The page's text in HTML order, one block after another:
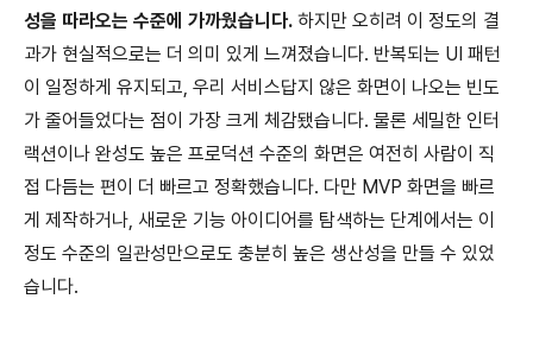
성을 따라오는 수준에 가까웠습니다. 하지만 오히려 이 정도의 결
과가 현실적으로는 더 의미 있게 느껴졌습니다. 반복되는 UI 패턴
이 일정하게 유지되고, 우리 서비스답지 않은 화면이 나오는 빈도
가 줄어들었다는 점이 가장 크게 체감됐습니다. 물론 세밀한 인터
랙션이나 완성도 높은 프로덕션 수준의 화면은 여전히 사람이 직
접 다듬는 편이 더 빠르고 정확했습니다. 다만 MVP 화면을 빠르
게 제작하거나, 새로운 기능 아이디어를 탐색하는 단계에서는 이
정도 수준의 일관성만으로도 충분히 높은 생산성을 만들 수 있었
습니다.